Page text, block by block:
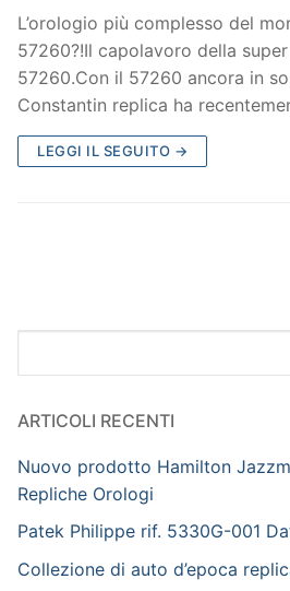
L’orologio più complesso del
57260?!Il capolavoro della
57260.Con il 57260 ancora in
Constantin replica ha
LEGGI IL SEGUITO →
ARTICOLI RECENTI
Nuovo prodotto Hamilton
Repliche Orologi
Patek Philippe rif. 5330G-001
Collezione di auto d’epoca